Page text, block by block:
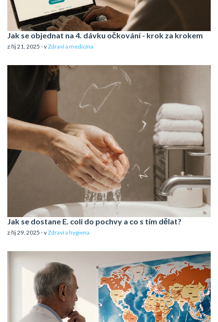
Jak se objednat na 4. dávku očkování - krok za krokem
z říj 21, 2025 - vZdraví a medicína
Jak se dostane E. coli do pochvy a co s tím dělat?
z říj 29, 2025 - vZdraví a hygiena